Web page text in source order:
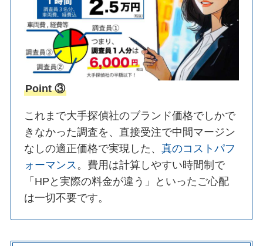
Point ③
これまで大手探偵社のブランド価格でしかで
きなかった調査を、直接受注で中間マージン
なしの適正価格で実現した、真のコストパフ
ォーマンス。費用は計算しやすい時間制で
「HPと実際の料金が違う」といったご心配
は一切不要です。